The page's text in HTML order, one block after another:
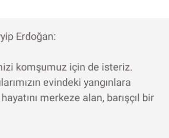
Erdoğan:
komşumuz için de isteriz.
evindeki yangınlara
merkeze alan, barışçıl bir